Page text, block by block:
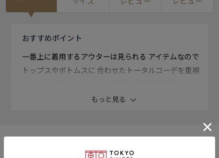
おすすめポイント
一番上に着用するアウターは見られる アイテムなので
トップスやボトムスに 合わせたトータルコーデを重視
ッズコート。
長いシーズン着用◎な生地感は 肌寒さを感じる時期に
もっと見る